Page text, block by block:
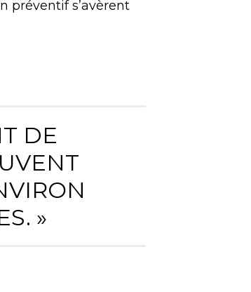
préventif s’avèrent
DE
»